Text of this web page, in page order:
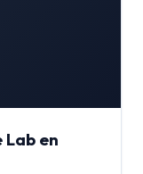
en